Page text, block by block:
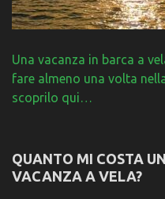
Una vacanza in barca a
fare almeno una volta
scoprilo qui…
QUANTO MI COSTA
VACANZA A VELA?